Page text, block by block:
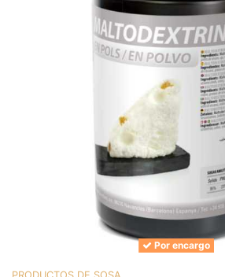
Por encargo